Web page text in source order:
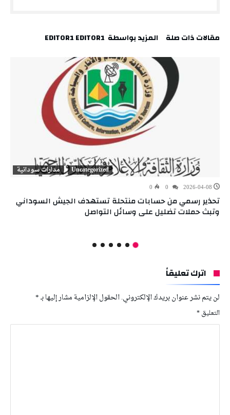
‫مقالات ذات صلة‬ ‫‫المزيد بواسطة‬ ‬ EDITOR1 EDITOR1
Uncategorized مدارات سودانية
2026-04-08
0
تحذير رسمي من حسابات منتحلة تستهدف الجيش السوداني
وتبث حملات تضليل على وسائل التواصل
اترك تعليقاً
لن يتم نشر عنوان بريدك الإلكتروني.الحقول الإلزامية مشار إليها بـ*
التعليق*